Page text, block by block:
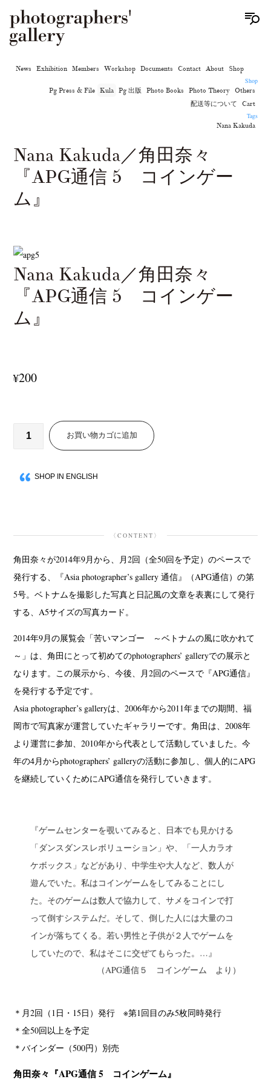
News Exhibition Members Workshop Documents Contact About
Shop
Shop
Pg Press & File Kula Pg 出版 Photo Books Photo Theory Others
配送等について
Cart
Tags
Nana Kakuda
Nana Kakuda／角田奈々
『APG通信 5 コインゲー
ム』
Nana Kakuda／角田奈々
『APG通信 5 コインゲー
ム』
¥200
お買い物カゴに追加
SHOP IN ENGLISH
〈CONTENT〉
角田奈々が2014年9月から、月2回（全50回を予定）のペースで
発行する、『Asia photographer’s gallery 通信』（APG通信）の第
5号。ベトナムを撮影した写真と日記風の文章を表裏にして発行
する、A5サイズの写真カード。
2014年9月の展覧会「苦いマンゴー ～ベトナムの風に吹かれて
～」は、角田にとって初めてのphotographers’ galleryでの展示と
なります。この展示から、今後、月2回のペースで『APG通信』
を発行する予定です。
Asia photographer’s galleryは、2006年から2011年までの期間、福
岡市で写真家が運営していたギャラリーです。角田は、2008年
より運営に参加、2010年から代表として活動していました。今
年の4月からphotographers’ galleryの活動に参加し、個人的にAPG
を継続していくためにAPG通信を発行していきます。
『ゲームセンターを覗いてみると、日本でも見かける
「ダンスダンスレボリューション」や、「一人カラオ
ケボックス」などがあり、中学生や大人など、数人が
遊んでいた。私はコインゲームをしてみることにし
た。そのゲームは数人で協力して、サメをコインで打
って倒すシステムだ。そして、倒した人には大量のコ
インが落ちてくる。若い男性と子供が２人でゲームを
していたので、私はそこに交ぜてもらった。…』
（APG通信５ コインゲーム より）
＊月2回（1日・15日）発行 ※第1回目のみ5枚同時発行
＊全50回以上を予定
＊バインダー（500円）別売
角田奈々『APG通信 5 コインゲーム』